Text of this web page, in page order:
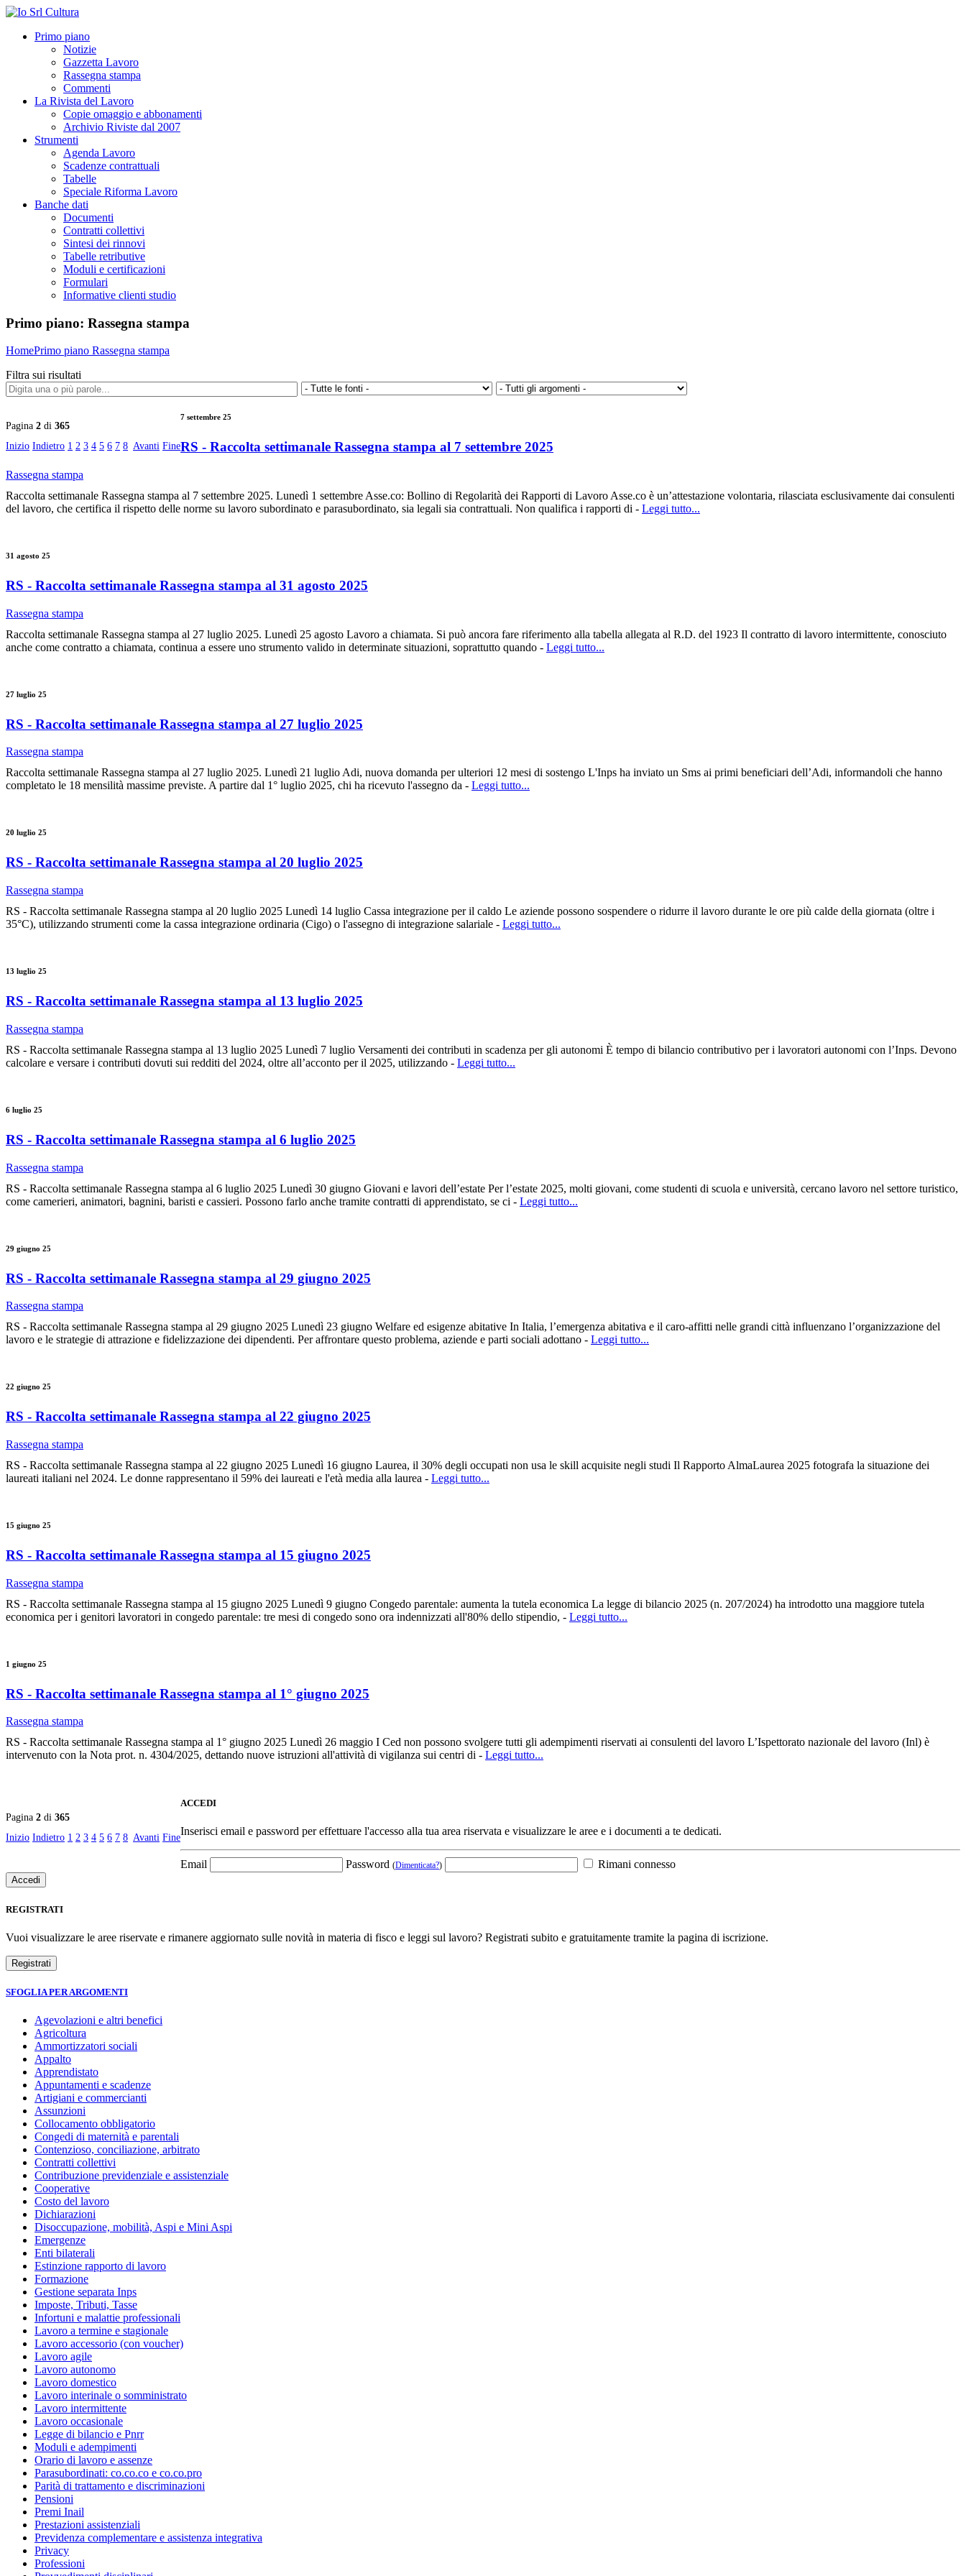
Primo piano
Notizie
Gazzetta Lavoro
Rassegna stampa
Commenti
La Rivista del Lavoro
Copie omaggio e abbonamenti
Archivio Riviste dal 2007
Strumenti
Agenda Lavoro
Scadenze contrattuali
Tabelle
Speciale Riforma Lavoro
Banche dati
Documenti
Contratti collettivi
Sintesi dei rinnovi
Tabelle retributive
Moduli e certificazioni
Formulari
Informative clienti studio
Primo piano: Rassegna stampa
HomePrimo piano Rassegna stampa
Filtra sui risultati
Pagina 2 di 365
Inizio Indietro 1 2 3 4 5 6 7 8 Avanti Fine
7 settembre 25
RS - Raccolta settimanale Rassegna stampa al 7 settembre 2025
Rassegna stampa
Raccolta settimanale Rassegna stampa al 7 settembre 2025. Lunedì 1 settembre Asse.co: Bollino di Regolarità dei Rapporti di Lavoro Asse.co è un’attestazione volontaria, rilasciata esclusivamente dai consulenti
del lavoro, che certifica il rispetto delle norme su lavoro subordinato e parasubordinato, sia legali sia contrattuali. Non qualifica i rapporti di - Leggi tutto...
31 agosto 25
RS - Raccolta settimanale Rassegna stampa al 31 agosto 2025
Rassegna stampa
Raccolta settimanale Rassegna stampa al 27 luglio 2025. Lunedì 25 agosto Lavoro a chiamata. Si può ancora fare riferimento alla tabella allegata al R.D. del 1923 Il contratto di lavoro intermittente, conosciuto
anche come contratto a chiamata, continua a essere uno strumento valido in determinate situazioni, soprattutto quando - Leggi tutto...
27 luglio 25
RS - Raccolta settimanale Rassegna stampa al 27 luglio 2025
Rassegna stampa
Raccolta settimanale Rassegna stampa al 27 luglio 2025. Lunedì 21 luglio Adi, nuova domanda per ulteriori 12 mesi di sostengo L'Inps ha inviato un Sms ai primi beneficiari dell’Adi, informandoli che hanno
completato le 18 mensilità massime previste. A partire dal 1° luglio 2025, chi ha ricevuto l'assegno da - Leggi tutto...
20 luglio 25
RS - Raccolta settimanale Rassegna stampa al 20 luglio 2025
Rassegna stampa
RS - Raccolta settimanale Rassegna stampa al 20 luglio 2025 Lunedì 14 luglio Cassa integrazione per il caldo Le aziende possono sospendere o ridurre il lavoro durante le ore più calde della giornata (oltre i
35°C), utilizzando strumenti come la cassa integrazione ordinaria (Cigo) o l'assegno di integrazione salariale - Leggi tutto...
13 luglio 25
RS - Raccolta settimanale Rassegna stampa al 13 luglio 2025
Rassegna stampa
RS - Raccolta settimanale Rassegna stampa al 13 luglio 2025 Lunedì 7 luglio Versamenti dei contributi in scadenza per gli autonomi È tempo di bilancio contributivo per i lavoratori autonomi con l’Inps. Devono
calcolare e versare i contributi dovuti sui redditi del 2024, oltre all’acconto per il 2025, utilizzando - Leggi tutto...
6 luglio 25
RS - Raccolta settimanale Rassegna stampa al 6 luglio 2025
Rassegna stampa
RS - Raccolta settimanale Rassegna stampa al 6 luglio 2025 Lunedì 30 giugno Giovani e lavori dell’estate Per l’estate 2025, molti giovani, come studenti di scuola e università, cercano lavoro nel settore turistico,
come camerieri, animatori, bagnini, baristi e cassieri. Possono farlo anche tramite contratti di apprendistato, se ci - Leggi tutto...
29 giugno 25
RS - Raccolta settimanale Rassegna stampa al 29 giugno 2025
Rassegna stampa
RS - Raccolta settimanale Rassegna stampa al 29 giugno 2025 Lunedì 23 giugno Welfare ed esigenze abitative In Italia, l’emergenza abitativa e il caro-affitti nelle grandi città influenzano l’organizzazione del
lavoro e le strategie di attrazione e fidelizzazione dei dipendenti. Per affrontare questo problema, aziende e parti sociali adottano - Leggi tutto...
22 giugno 25
RS - Raccolta settimanale Rassegna stampa al 22 giugno 2025
Rassegna stampa
RS - Raccolta settimanale Rassegna stampa al 22 giugno 2025 Lunedì 16 giugno Laurea, il 30% degli occupati non usa le skill acquisite negli studi Il Rapporto AlmaLaurea 2025 fotografa la situazione dei
laureati italiani nel 2024. Le donne rappresentano il 59% dei laureati e l'età media alla laurea - Leggi tutto...
15 giugno 25
RS - Raccolta settimanale Rassegna stampa al 15 giugno 2025
Rassegna stampa
RS - Raccolta settimanale Rassegna stampa al 15 giugno 2025 Lunedì 9 giugno Congedo parentale: aumenta la tutela economica La legge di bilancio 2025 (n. 207/2024) ha introdotto una maggiore tutela
economica per i genitori lavoratori in congedo parentale: tre mesi di congedo sono ora indennizzati all'80% dello stipendio, - Leggi tutto...
1 giugno 25
RS - Raccolta settimanale Rassegna stampa al 1° giugno 2025
Rassegna stampa
RS - Raccolta settimanale Rassegna stampa al 1° giugno 2025 Lunedì 26 maggio I Ced non possono svolgere tutti gli adempimenti riservati ai consulenti del lavoro L’Ispettorato nazionale del lavoro (Inl) è
intervenuto con la Nota prot. n. 4304/2025, dettando nuove istruzioni all'attività di vigilanza sui centri di - Leggi tutto...
Pagina 2 di 365
Inizio Indietro 1 2 3 4 5 6 7 8 Avanti Fine
ACCEDI
Inserisci email e password per effettuare l'accesso alla tua area riservata e visualizzare le aree e i documenti a te dedicati.
Email Password (Dimenticata?) Rimani connesso
REGISTRATI
Vuoi visualizzare le aree riservate e rimanere aggiornato sulle novità in materia di fisco e leggi sul lavoro? Registrati subito e gratuitamente tramite la pagina di iscrizione.
SFOGLIA PER ARGOMENTI
Agevolazioni e altri benefici
Agricoltura
Ammortizzatori sociali
Appalto
Apprendistato
Appuntamenti e scadenze
Artigiani e commercianti
Assunzioni
Collocamento obbligatorio
Congedi di maternità e parentali
Contenzioso, conciliazione, arbitrato
Contratti collettivi
Contribuzione previdenziale e assistenziale
Cooperative
Costo del lavoro
Dichiarazioni
Disoccupazione, mobilità, Aspi e Mini Aspi
Emergenze
Enti bilaterali
Estinzione rapporto di lavoro
Formazione
Gestione separata Inps
Imposte, Tributi, Tasse
Infortuni e malattie professionali
Lavoro a termine e stagionale
Lavoro accessorio (con voucher)
Lavoro agile
Lavoro autonomo
Lavoro domestico
Lavoro interinale o somministrato
Lavoro intermittente
Lavoro occasionale
Legge di bilancio e Pnrr
Moduli e adempimenti
Orario di lavoro e assenze
Parasubordinati: co.co.co e co.co.pro
Parità di trattamento e discriminazioni
Pensioni
Premi Inail
Prestazioni assistenziali
Previdenza complementare e assistenza integrativa
Privacy
Professioni